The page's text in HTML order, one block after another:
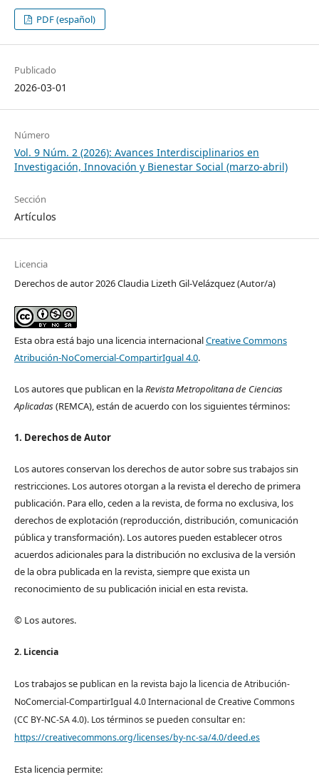
PDF (español)
Publicado
2026-03-01
Número
Vol. 9 Núm. 2 (2026): Avances Interdisciplinarios en
Investigación, Innovación y Bienestar Social (marzo-abril)
Sección
Artículos
Licencia
Derechos de autor 2026 Claudia Lizeth Gil-Velázquez (Autor/a)
Esta obra está bajo una licencia internacionalCreative Commons
Atribución-NoComercial-CompartirIgual 4.0.
Los autores que publican en laRevista Metropolitana de Ciencias
Aplicadas(REMCA), están de acuerdo con los siguientes términos:
1. Derechos de Autor
Los autores conservan los derechos de autor sobre sus trabajos sin
restricciones. Los autores otorgan a la revista el derecho de primera
publicación. Para ello, ceden a la revista, de forma no exclusiva, los
derechos de explotación (reproducción, distribución, comunicación
pública y transformación). Los autores pueden establecer otros
acuerdos adicionales para la distribución no exclusiva de la versión
de la obra publicada en la revista, siempre que exista un
reconocimiento de su publicación inicial en esta revista.
© Los autores.
2. Licencia
Los trabajos se publican en la revista bajo la licencia de Atribución-
NoComercial-CompartirIgual 4.0 Internacional de Creative Commons
(CC BY-NC-SA 4.0). Los términos se pueden consultar en:
https://creativecommons.org/licenses/by-nc-sa/4.0/deed.es
Esta licencia permite: